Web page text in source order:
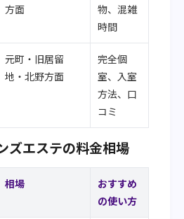
方面
物、混雑
時間
元町・旧居留
地・北野方面
完全個
室、入室
方法、口
コミ
ズエステの料金相場
相場
おすすめ
の使い方